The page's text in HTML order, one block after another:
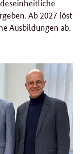
Ab 2027 löst
Ausbildungen ab.